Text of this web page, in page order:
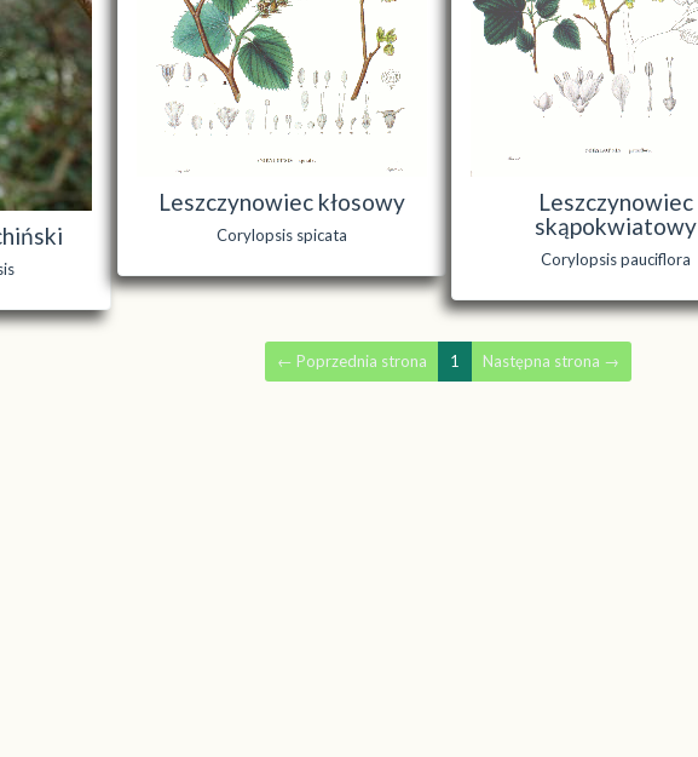
Leszczynowiec kłosowy
Corylopsis spicata
Leszczynowiec
skąpokwiatowy
Corylopsis pauciflora
← Poprzednia strona 1 Następna strona →